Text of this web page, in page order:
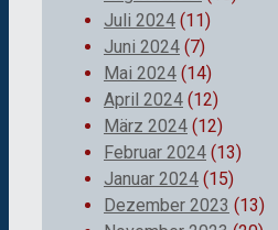
Juli 2024 (11)
Juni 2024 (7)
Mai 2024 (14)
April 2024 (12)
März 2024 (12)
Februar 2024 (13)
Januar 2024 (15)
Dezember 2023 (13)